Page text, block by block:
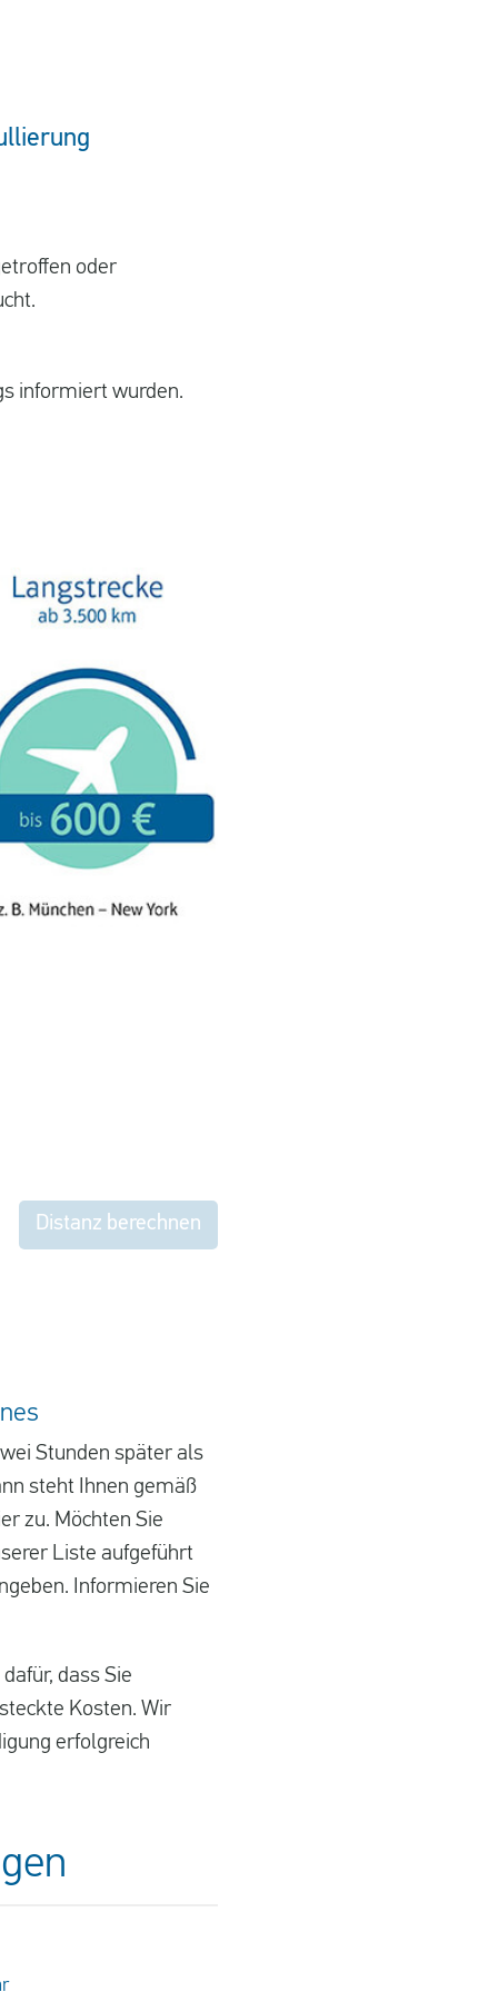
oder
informiert wurden.
Distanz berechnen
Stunden später als
steht Ihnen gemäß
zu. Möchten Sie
Liste aufgeführt
Informieren Sie
dass Sie
Kosten. Wir
erfolgreich